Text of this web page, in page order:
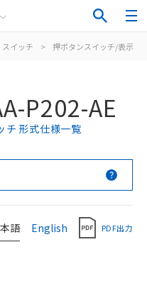
スイッチ > 押ボタンスイッチ/表示灯
P202-AE
チ 形式仕様一覧
語 English PDF出力